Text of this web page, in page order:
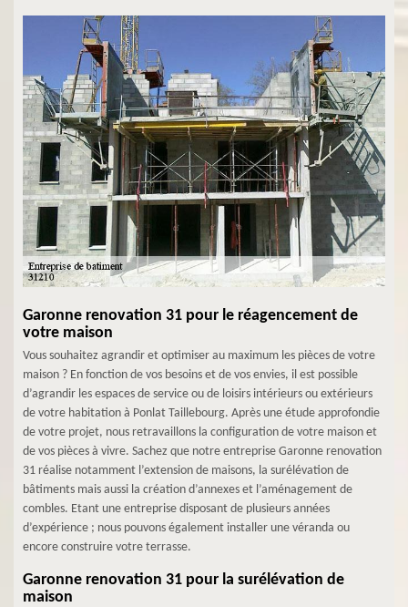
Garonne renovation 31 pour le réagencement de
votre maison
Vous souhaitez agrandir et optimiser au maximum les pièces de votre
maison ? En fonction de vos besoins et de vos envies, il est possible
d’agrandir les espaces de service ou de loisirs intérieurs ou extérieurs
de votre habitation à Ponlat Taillebourg. Après une étude approfondie
de votre projet, nous retravaillons la configuration de votre maison et
de vos pièces à vivre. Sachez que notre entreprise Garonne renovation
31 réalise notamment l’extension de maisons, la surélévation de
bâtiments mais aussi la création d’annexes et l’aménagement de
combles. Etant une entreprise disposant de plusieurs années
d’expérience ; nous pouvons également installer une véranda ou
encore construire votre terrasse.
Garonne renovation 31 pour la surélévation de
maison